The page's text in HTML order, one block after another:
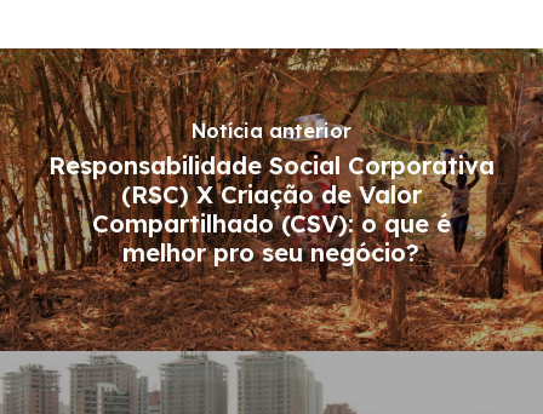
Notícia anterior
Responsabilidade Social Corporativa
(RSC) X Criação de Valor
Compartilhado (CSV): o que é
melhor pro seu negócio?